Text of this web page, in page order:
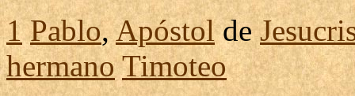
1 Pablo,Apóstolde
hermano Timoteo